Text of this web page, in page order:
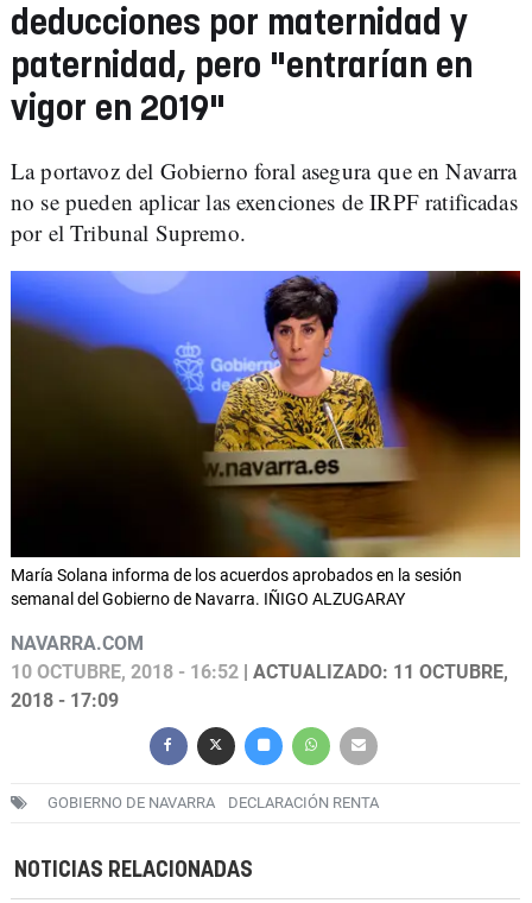
deducciones por maternidad y
paternidad, pero "entrarían en
vigor en 2019"
La portavoz del Gobierno foral asegura que en Navarra
no se pueden aplicar las exenciones de IRPF ratificadas
por el Tribunal Supremo.
María Solana informa de los acuerdos aprobados en la sesión
semanal del Gobierno de Navarra. IÑIGO ALZUGARAY
NAVARRA.COM
10 OCTUBRE, 2018 - 16:52 | ACTUALIZADO: 11 OCTUBRE,
2018 - 17:09
GOBIERNO DE NAVARRA DECLARACIÓN RENTA
NOTICIAS RELACIONADAS